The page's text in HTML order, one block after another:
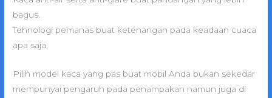
bagus.
Tehnologi pemanas buat ketenangan pada keadaan cuaca
apa saja.
Pilih model kaca yang pas buat mobil Anda bukan sekedar
mempunyai pengaruh pada penampakan namun juga di